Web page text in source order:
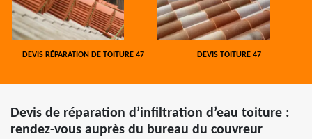
DEVIS RÉPARATION DE TOITURE 47 DEVIS TOITURE 47
Devis de réparation d’infiltration d’eau toiture :
rendez-vous auprès du bureau du couvreur